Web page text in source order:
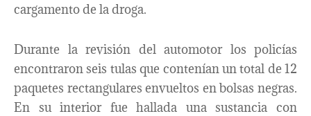
cargamento de la droga.
Durante la revisión del automotor los policías
encontraron seis tulas que contenían un total de 12
paquetes rectangulares envueltos en bolsas negras.
En su interior fue hallada una sustancia con